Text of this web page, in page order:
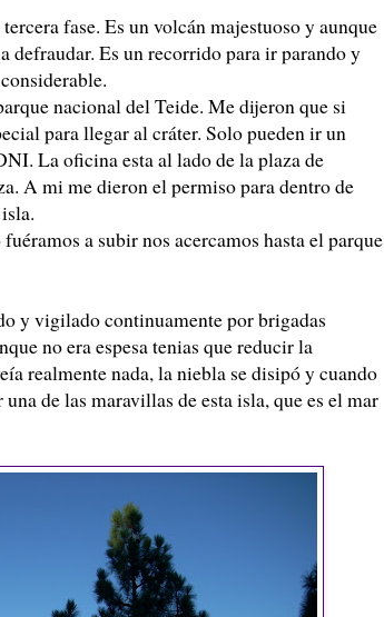
fase. Es un volcán majestuoso y aunque
defraudar. Es un recorrido para ir parando y
nacional del Teide. Me dijeron que si
para llegar al cráter. Solo pueden ir un
La oficina esta al lado de la plaza de
A mi me dieron el permiso para dentro de
a subir nos acercamos hasta el parque
y vigilado continuamente por brigadas
no era espesa tenias que reducir la
realmente nada, la niebla se disipó y cuando
de las maravillas de esta isla, que es el mar